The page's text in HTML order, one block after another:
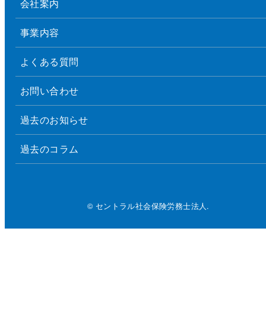
会社案内
事業内容
よくある質問
お問い合わせ
過去のお知らせ
過去のコラム
© セントラル社会保険労務士法人.